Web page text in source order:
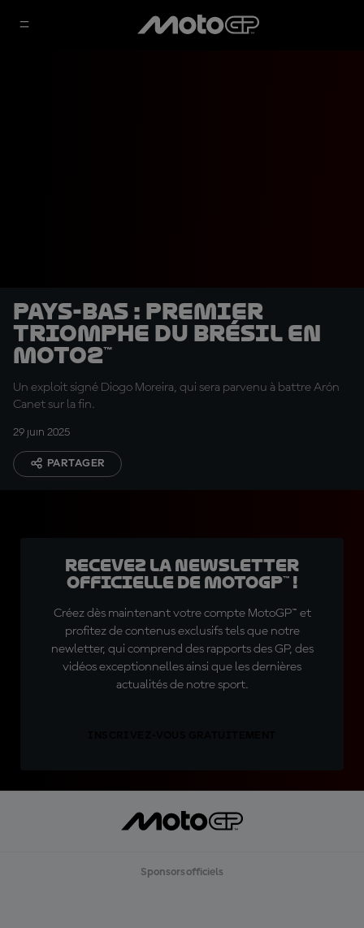
Pays-Bas : Premier
triomphe du Brésil en
Moto2™
Un exploit signé Diogo Moreira, qui sera parvenu à battre Arón
Canet sur la fin.
29 juin 2025
PARTAGER
Recevez la Newsletter
officielle de MotoGP™ !
Créez dès maintenant votre compte MotoGP™ et
profitez de contenus exclusifs tels que notre
newletter, qui comprend des rapports des GP, des
vidéos exceptionnelles ainsi que les dernières
actualités de notre sport.
Sponsors officiels